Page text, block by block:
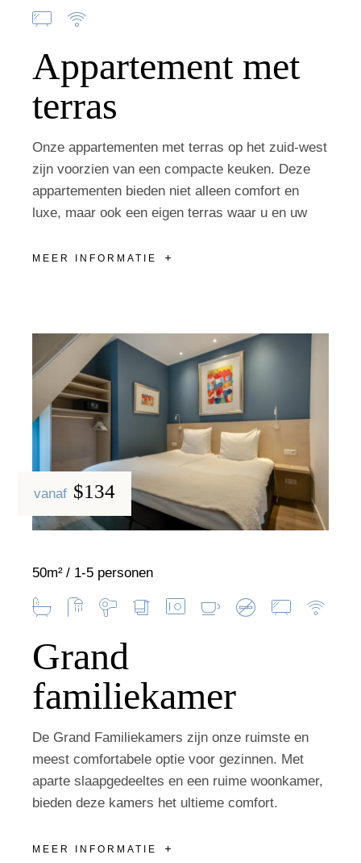
Appartement met
terras
Onze appartementen met terras op het zuid-west
zijn voorzien van een compacte keuken. Deze
appartementen bieden niet alleen comfort en
luxe, maar ook een eigen terras waar u en uw
MEER INFORMATIE
vanaf $134
Grand
familiekamer
De Grand Familiekamers zijn onze ruimste en
meest comfortabele optie voor gezinnen. Met
aparte slaapgedeeltes en een ruime woonkamer,
bieden deze kamers het ultieme comfort.
MEER INFORMATIE
50m² 1-5 personen